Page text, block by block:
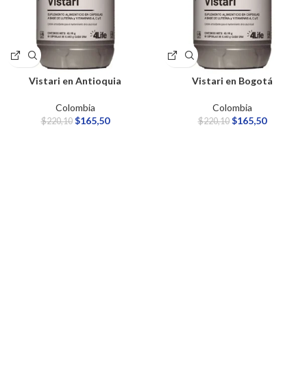
Vistari en Antioquia
Colombia
$220,10 $165,50
Vistari en Bogotá
Colombia
$220,10 $165,50